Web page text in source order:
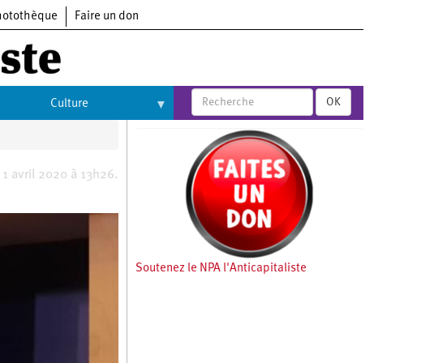
Faire un don
Culture
Arts
Expositions
OK
avril 2020 à 13h26.
Soutenez le NPA l'Anticapitaliste